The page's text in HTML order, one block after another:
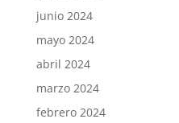
junio 2024
mayo 2024
abril 2024
marzo 2024
febrero 2024